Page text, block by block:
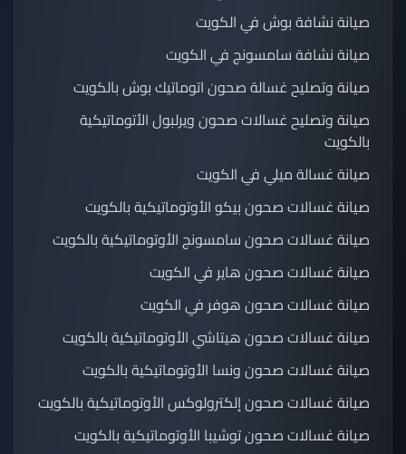
صيانة نشافة بوش في الكويت
صيانة نشافة سامسونج في الكويت
صيانة وتصليح غسالة صحون اتوماتيك بوش بالكويت
صيانة وتصليح غسالات صحون ويرلبول الأتوماتيكية
بالكويت
صيانة غسالة ميلي في الكويت
صيانة غسالات صحون بيكو الأوتوماتيكية بالكويت
صيانة غسالات صحون سامسونج الأوتوماتيكية بالكويت
صيانة غسالات صحون هاير في الكويت
صيانة غسالات صحون هوفر في الكويت
صيانة غسالات صحون هيتاشي الأوتوماتيكية بالكويت
صيانة غسالات صحون ونسا الأوتوماتيكية بالكويت
صيانة غسالات صحون إلكترولوكس الأوتوماتيكية بالكويت
صيانة غسالات صحون توشيبا الأوتوماتيكية بالكويت